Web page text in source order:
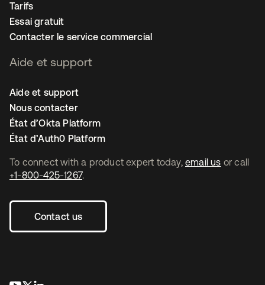
To connect with a product expert today, email us or call
+1-800-425-1267.
Contact us
Tarifs
Essai gratuit
Contacter le service commercial
Aide et support
Aide et support
Nous contacter
État d’Okta Platform
État d’Auth0 Platform